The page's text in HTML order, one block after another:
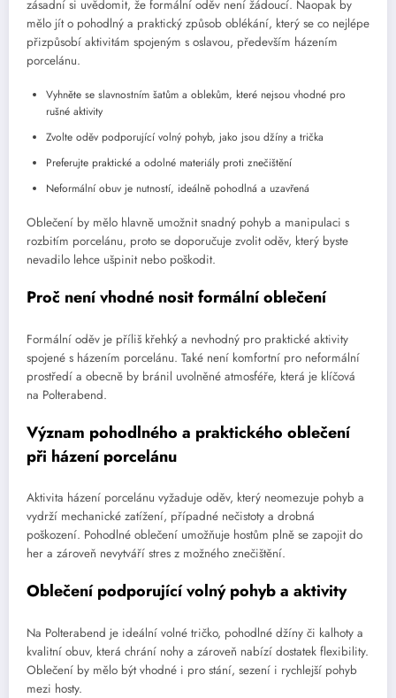
zásadní si uvědomit, že formální oděv není žádoucí. Naopak by
mělo jít o pohodlný a praktický způsob oblékání, který se co nejlépe
přizpůsobí aktivitám spojeným s oslavou, především házením
porcelánu.
Vyhněte se slavnostním šatům a oblekům, které nejsou vhodné pro
rušné aktivity
Zvolte oděv podporující volný pohyb, jako jsou džíny a trička
Preferujte praktické a odolné materiály proti znečištění
Neformální obuv je nutností, ideálně pohodlná a uzavřená
Oblečení by mělo hlavně umožnit snadný pohyb a manipulaci s
rozbitím porcelánu, proto se doporučuje zvolit oděv, který byste
nevadilo lehce ušpinit nebo poškodit.
Proč není vhodné nosit formální oblečení
Formální oděv je příliš křehký a nevhodný pro praktické aktivity
spojené s házením porcelánu. Také není komfortní pro neformální
prostředí a obecně by bránil uvolněné atmosféře, která je klíčová
na Polterabend.
Význam pohodlného a praktického oblečení
při házení porcelánu
Aktivita házení porcelánu vyžaduje oděv, který neomezuje pohyb a
vydrží mechanické zatížení, případné nečistoty a drobná
poškození. Pohodlné oblečení umožňuje hostům plně se zapojit do
her a zároveň nevytváří stres z možného znečištění.
Oblečení podporující volný pohyb a aktivity
Na Polterabend je ideální volné tričko, pohodlné džíny či kalhoty a
kvalitní obuv, která chrání nohy a zároveň nabízí dostatek flexibility.
Oblečení by mělo být vhodné i pro stání, sezení i rychlejší pohyb
mezi hosty.